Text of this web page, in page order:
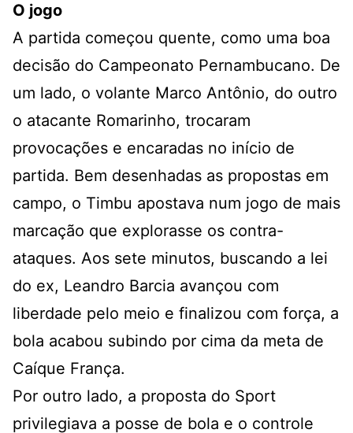
O jogo
A partida começou quente, como uma boa
decisão do Campeonato Pernambucano. De
um lado, o volante Marco Antônio, do outro
o atacante Romarinho, trocaram
provocações e encaradas no início de
partida. Bem desenhadas as propostas em
campo, o Timbu apostava num jogo de mais
marcação que explorasse os contra-
ataques. Aos sete minutos, buscando a lei
do ex, Leandro Barcia avançou com
liberdade pelo meio e finalizou com força, a
bola acabou subindo por cima da meta de
Caíque França.
Por outro lado, a proposta do Sport
privilegiava a posse de bola e o controle